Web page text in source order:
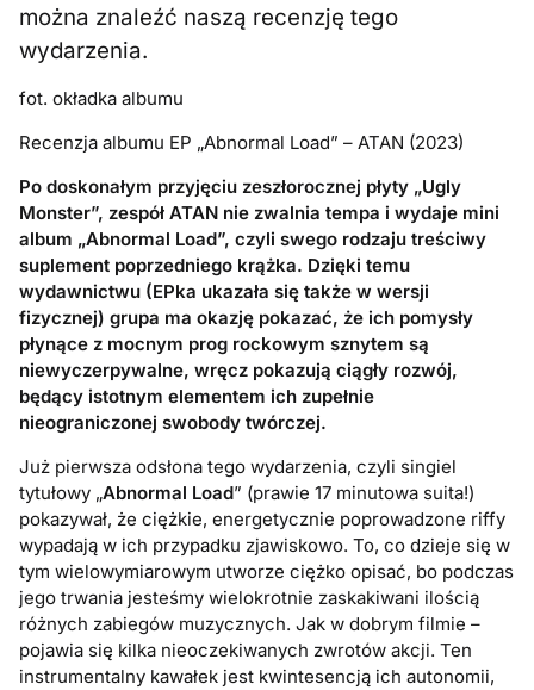
można znaleźć naszą recenzję tego
wydarzenia.
fot. okładka albumu
Recenzja albumu EP „Abnormal Load” – ATAN (2023)
Po doskonałym przyjęciu zeszłorocznej płyty „Ugly
Monster”, zespół ATAN nie zwalnia tempa i wydaje mini
album „Abnormal Load”, czyli swego rodzaju treściwy
suplement poprzedniego krążka. Dzięki temu
wydawnictwu (EPka ukazała się także w wersji
fizycznej) grupa ma okazję pokazać, że ich pomysły
płynące z mocnym prog rockowym sznytem są
niewyczerpywalne, wręcz pokazują ciągły rozwój,
będący istotnym elementem ich zupełnie
nieograniczonej swobody twórczej.
Już pierwsza odsłona tego wydarzenia, czyli singiel
tytułowy „Abnormal Load” (prawie 17 minutowa suita!)
pokazywał, że ciężkie, energetycznie poprowadzone riffy
wypadają w ich przypadku zjawiskowo. To, co dzieje się w
tym wielowymiarowym utworze ciężko opisać, bo podczas
jego trwania jesteśmy wielokrotnie zaskakiwani ilością
różnych zabiegów muzycznych. Jak w dobrym filmie –
pojawia się kilka nieoczekiwanych zwrotów akcji. Ten
instrumentalny kawałek jest kwintesencją ich autonomii,